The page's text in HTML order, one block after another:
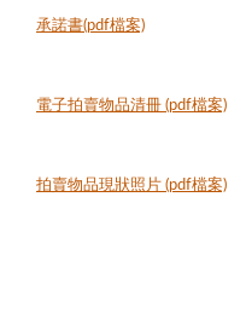
承諾書(pdf檔案)
電子拍賣物品清冊 (pdf檔案)
拍賣物品現狀照片 (pdf檔案)